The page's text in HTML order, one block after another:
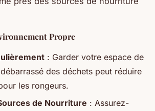
Propre
: Garder votre espace de
des déchets peut réduire
les rongeurs.
de Nourriture : Assurez-